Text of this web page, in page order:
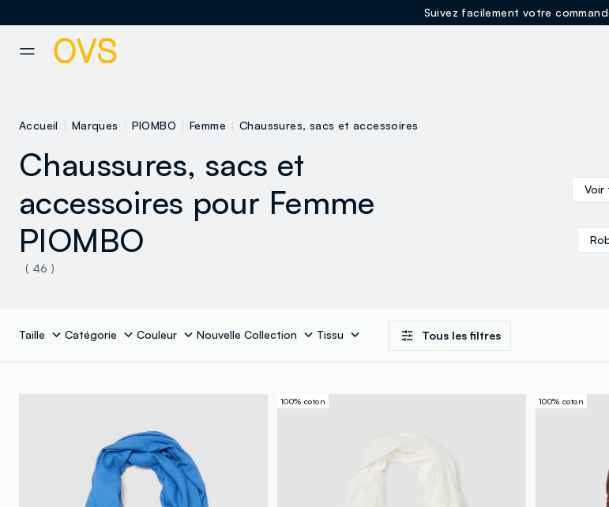
Suivez facilement votre
Accueil Marques PIOMBO Femme Chaussures, sacs et accessoires
Chaussures, sacs et
accessoires pour Femme
PIOMBO
( 46 )
Voir
Taille Catégorie Couleur Nouvelle Collection Tissu Tous les filtres
100% coton 100% coton